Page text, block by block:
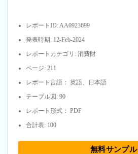
レポートID: AA0923699
発表時期: 12-Feb-2024
レポートカテゴリ: 消費財
ページ: 211
レポート言語： 英語、日本語
テーブル図: 90
レポート形式： PDF
合計表: 100
無料サンプル